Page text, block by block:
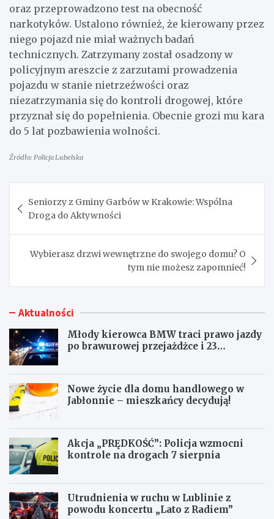
oraz przeprowadzono test na obecność
narkotyków. Ustalono również, że kierowany przez
niego pojazd nie miał ważnych badań
technicznych. Zatrzymany został osadzony w
policyjnym areszcie z zarzutami prowadzenia
pojazdu w stanie nietrzeźwości oraz
niezatrzymania się do kontroli drogowej, które
przyznał się do popełnienia. Obecnie grozi mu kara
do 5 lat pozbawienia wolności.
Źródło: Policja Lubelska
wpisu
Seniorzy z Gminy Garbów w Krakowie: Wspólna
Droga do Aktywności
Wybierasz drzwi wewnętrzne do swojego domu? O
tym nie możesz zapomnieć!
Aktualności
Młody kierowca BMW traci prawo jazdy
po brawurowej przejażdżce i 23
Nowe życie dla domu handlowego w
Jabłonnie – mieszkańcy decydują!
Akcja „PRĘDKOŚĆ”: Policja wzmocni
kontrole na drogach 7 sierpnia
Utrudnienia w ruchu w Lublinie z
powodu koncertu „Lato z Radiem”